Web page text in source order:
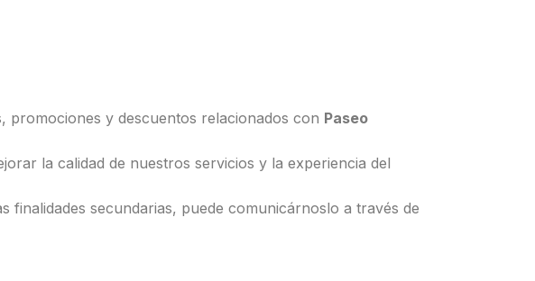
promociones y descuentos relacionados con Paseo
la calidad de nuestros servicios y la experiencia del
finalidades secundarias, puede comunicárnoslo a través de